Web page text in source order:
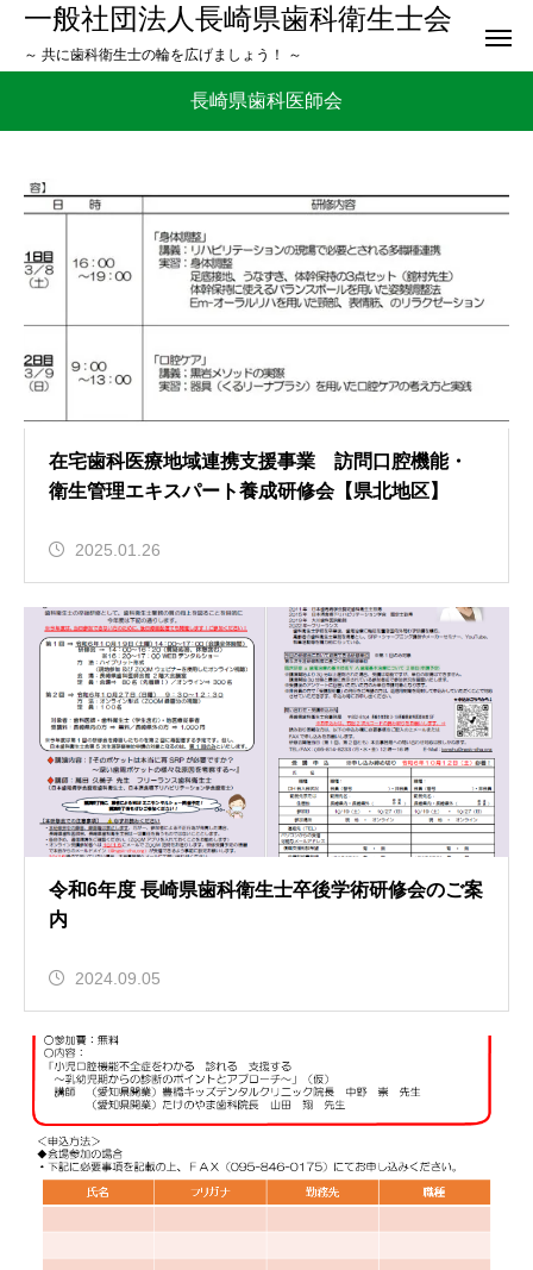
一般社団法人長崎県歯科衛生士会
～ 共に歯科衛生士の輪を広げましょう！ ～
長崎県歯科医師会
在宅歯科医療地域連携支援事業 訪問口腔機能・
衛生管理エキスパート養成研修会【県北地区】
2025.01.26
令和6年度 長崎県歯科衛生士卒後学術研修会のご案
内
2024.09.05